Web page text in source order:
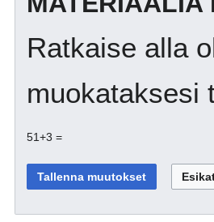
Ratkaise alla
muokataksesi
51+3 =